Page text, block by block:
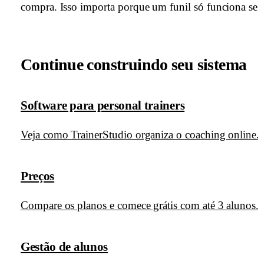
compra. Isso importa porque um funil só funciona
Continue construindo seu sistema
Software para personal trainers
Veja como TrainerStudio organiza o coaching online.
Preços
Compare os planos e comece grátis com até 3 alunos.
Gestão de alunos